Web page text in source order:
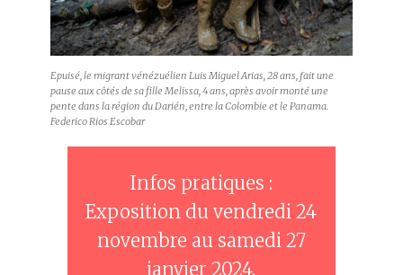
Epuisé, le migrant vénézuélien Luis Miguel Arias, 28 ans, fait une
pause aux côtés de sa fille Melissa, 4 ans, après avoir monté une
pente dans la région du Darién, entre la Colombie et le Panama.
Federico Rios Escobar
Infos pratiques :
Exposition du vendredi 24
novembre au samedi 27
janvier 2024.